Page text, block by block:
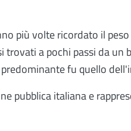
più volte ricordato il
a pochi passi da
fu quello
pubblica italiana e